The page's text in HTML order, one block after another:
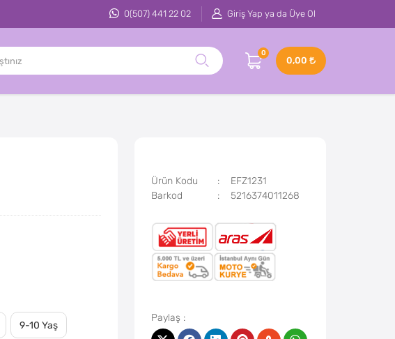
0(507) 441 22 02 Giriş Yap ya da Üye Ol
0
0,00
9-10 Yaş
Ürün Kodu
EFZ1231
Barkod
5216374011268